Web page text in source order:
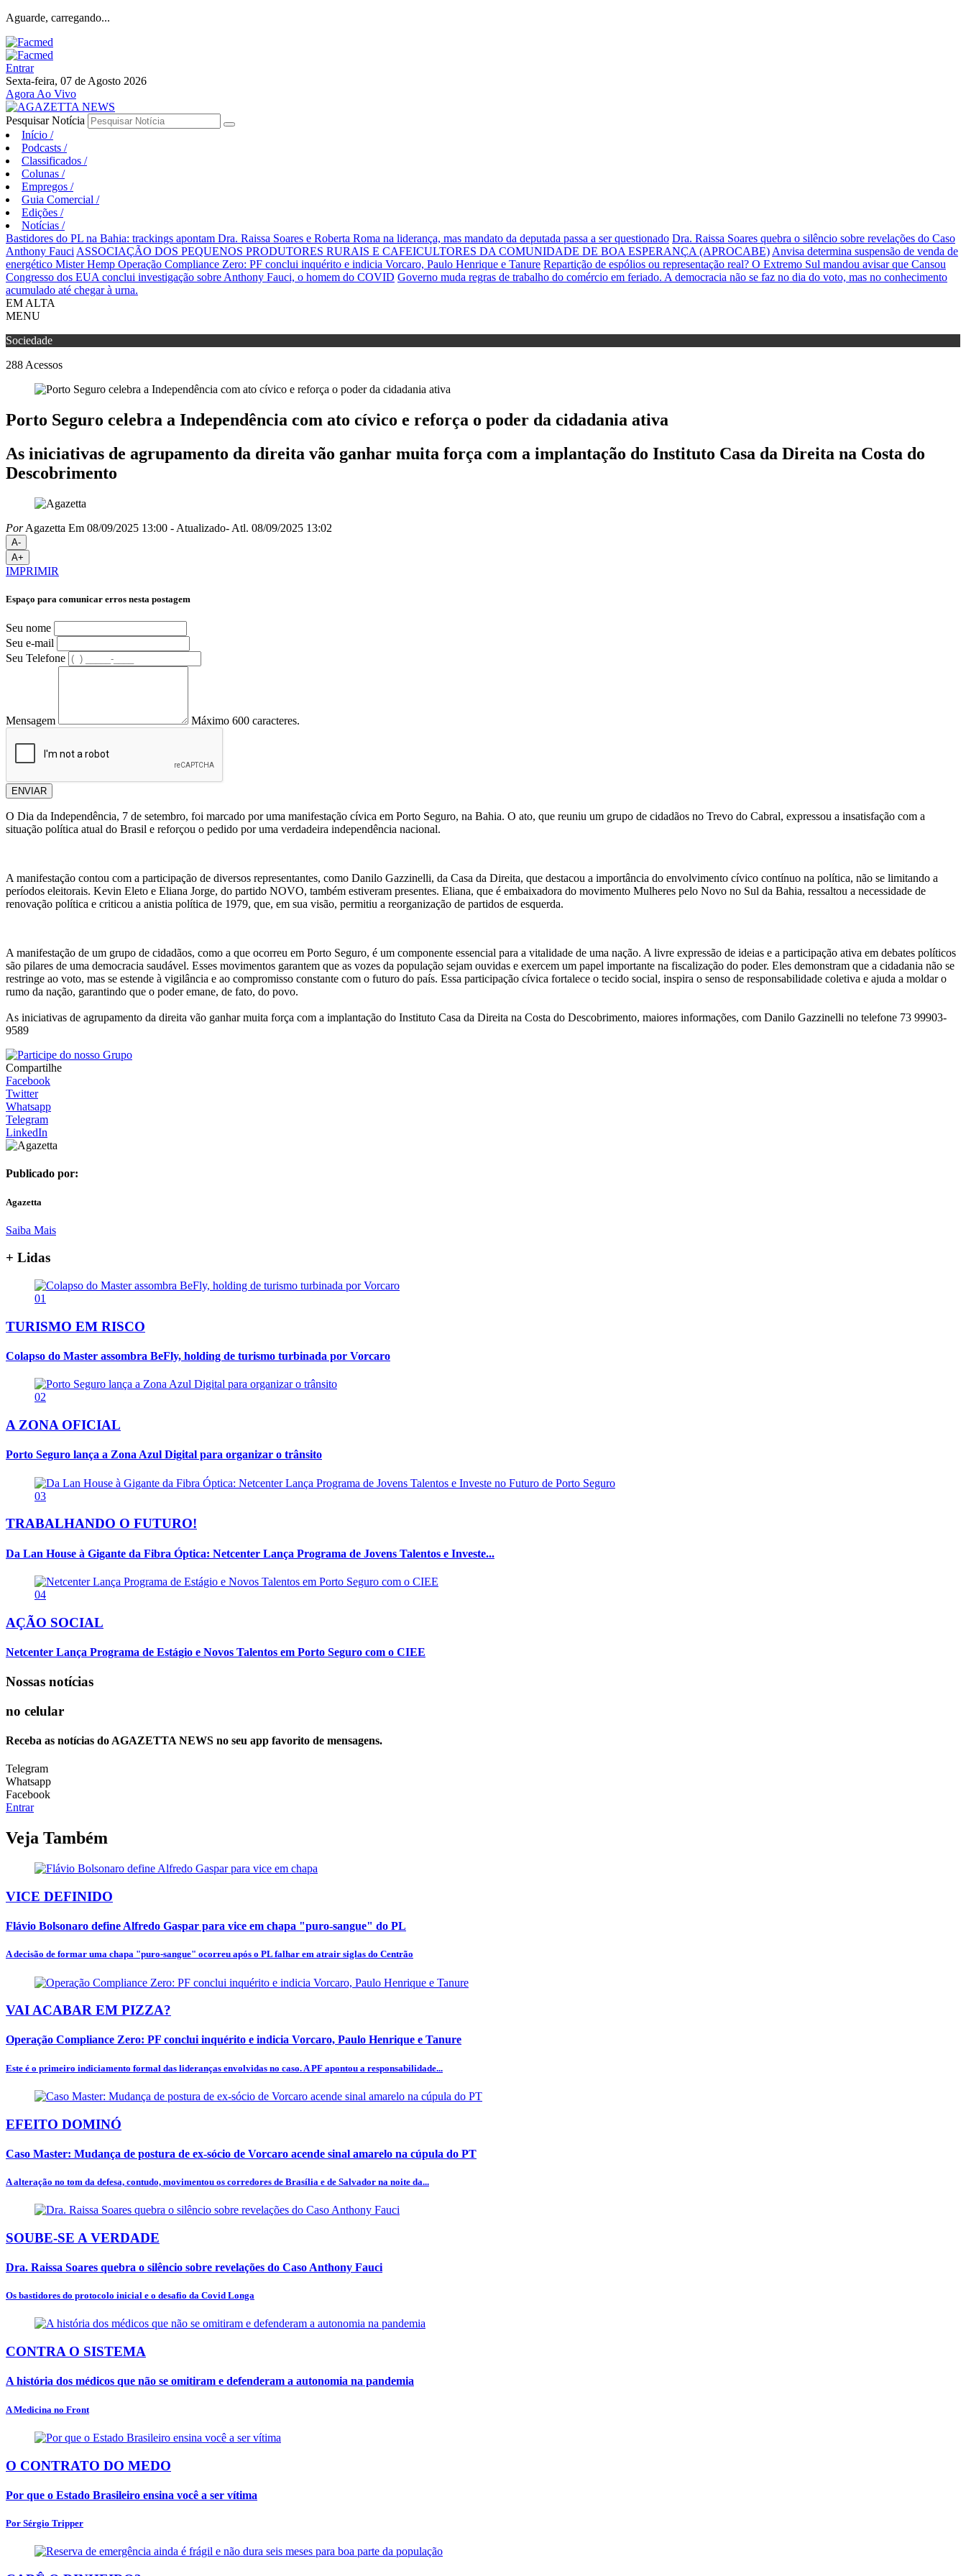
Aguarde, carregando...
Entrar
Sexta-feira, 07 de Agosto 2026
Agora Ao Vivo
Pesquisar Notícia
Início /
Podcasts /
Classificados /
Colunas /
Empregos /
Guia Comercial /
Edições /
Notícias /
Bastidores do PL na Bahia: trackings apontam Dra. Raissa Soares e Roberta Roma na liderança, mas mandato da deputada passa a ser questionado Dra. Raissa Soares quebra o silêncio sobre revelações do Caso
Anthony Fauci ASSOCIAÇÃO DOS PEQUENOS PRODUTORES RURAIS E CAFEICULTORES DA COMUNIDADE DE BOA ESPERANÇA (APROCABE) Anvisa determina suspensão de venda de
energético Mister Hemp Operação Compliance Zero: PF conclui inquérito e indicia Vorcaro, Paulo Henrique e Tanure Repartição de espólios ou representação real? O Extremo Sul mandou avisar que Cansou
Congresso dos EUA conclui investigação sobre Anthony Fauci, o homem do COVID Governo muda regras de trabalho do comércio em feriado. A democracia não se faz no dia do voto, mas no conhecimento
acumulado até chegar à urna.
EM ALTA
MENU
Sociedade
288 Acessos
Porto Seguro celebra a Independência com ato cívico e reforça o poder da cidadania ativa
As iniciativas de agrupamento da direita vão ganhar muita força com a implantação do Instituto Casa da Direita na Costa do
Descobrimento
PorAgazetta Em 08/09/2025 13:00 - Atualizado- Atl. 08/09/2025 13:02
A-
A+
IMPRIMIR
Espaço para comunicar erros nesta postagem
Seu nome
Seu e-mail
Seu Telefone
Mensagem Máximo 600 caracteres.
ENVIAR
O Dia da Independência, 7 de setembro, foi marcado por uma manifestação cívica em Porto Seguro, na Bahia. O ato, que reuniu um grupo de cidadãos no Trevo do Cabral, expressou a insatisfação com a
situação política atual do Brasil e reforçou o pedido por uma verdadeira independência nacional.
A manifestação contou com a participação de diversos representantes, como Danilo Gazzinelli, da Casa da Direita, que destacou a importância do envolvimento cívico contínuo na política, não se limitando a
períodos eleitorais. Kevin Eleto e Eliana Jorge, do partido NOVO, também estiveram presentes. Eliana, que é embaixadora do movimento Mulheres pelo Novo no Sul da Bahia, ressaltou a necessidade de
renovação política e criticou a anistia política de 1979, que, em sua visão, permitiu a reorganização de partidos de esquerda.
A manifestação de um grupo de cidadãos, como a que ocorreu em Porto Seguro, é um componente essencial para a vitalidade de uma nação. A livre expressão de ideias e a participação ativa em debates políticos
são pilares de uma democracia saudável. Esses movimentos garantem que as vozes da população sejam ouvidas e exercem um papel importante na fiscalização do poder. Eles demonstram que a cidadania não se
restringe ao voto, mas se estende à vigilância e ao compromisso constante com o futuro do país. Essa participação cívica fortalece o tecido social, inspira o senso de responsabilidade coletiva e ajuda a moldar o
rumo da nação, garantindo que o poder emane, de fato, do povo.
As iniciativas de agrupamento da direita vão ganhar muita força com a implantação do Instituto Casa da Direita na Costa do Descobrimento, maiores informações, com Danilo Gazzinelli no telefone 73 99903-
9589
Compartilhe
Facebook
Twitter
Whatsapp
Telegram
LinkedIn
Publicado por:
Agazetta
Saiba Mais
+ Lidas
01
TURISMO EM RISCO
Colapso do Master assombra BeFly, holding de turismo turbinada por Vorcaro
02
A ZONA OFICIAL
Porto Seguro lança a Zona Azul Digital para organizar o trânsito
03
TRABALHANDO O FUTURO!
Da Lan House à Gigante da Fibra Óptica: Netcenter Lança Programa de Jovens Talentos e Investe...
04
AÇÃO SOCIAL
Netcenter Lança Programa de Estágio e Novos Talentos em Porto Seguro com o CIEE
Nossas notícias
no celular
Receba as notícias do AGAZETTA NEWS no seu app favorito de mensagens.
Telegram
Whatsapp
Facebook
Entrar
Veja Também
VICE DEFINIDO
Flávio Bolsonaro define Alfredo Gaspar para vice em chapa "puro-sangue" do PL
A decisão de formar uma chapa "puro-sangue" ocorreu após o PL falhar em atrair siglas do Centrão
VAI ACABAR EM PIZZA?
Operação Compliance Zero: PF conclui inquérito e indicia Vorcaro, Paulo Henrique e Tanure
Este é o primeiro indiciamento formal das lideranças envolvidas no caso. A PF apontou a responsabilidade...
EFEITO DOMINÓ
Caso Master: Mudança de postura de ex-sócio de Vorcaro acende sinal amarelo na cúpula do PT
A alteração no tom da defesa, contudo, movimentou os corredores de Brasília e de Salvador na noite da...
SOUBE-SE A VERDADE
Dra. Raissa Soares quebra o silêncio sobre revelações do Caso Anthony Fauci
Os bastidores do protocolo inicial e o desafio da Covid Longa
CONTRA O SISTEMA
A história dos médicos que não se omitiram e defenderam a autonomia na pandemia
A Medicina no Front
O CONTRATO DO MEDO
Por que o Estado Brasileiro ensina você a ser vítima
Por Sérgio Tripper